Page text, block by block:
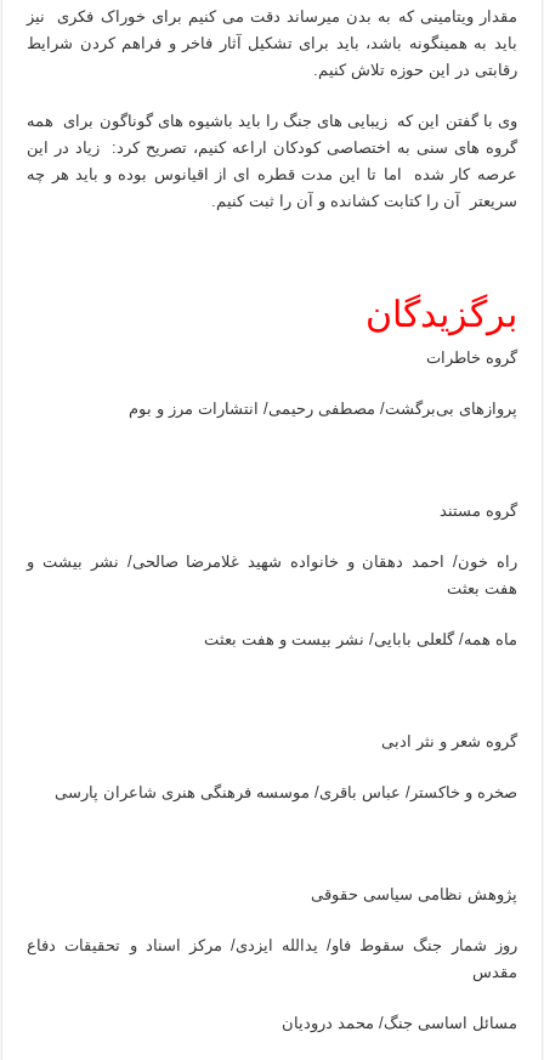
مقدار ویتامینی که به بدن میرساند دقت می کنیم برای خوراک فکری نیز
باید به همینگونه باشد، باید برای تشکیل آثار فاخر و فراهم کردن شرایط
رقابتی در این حوزه تلاش کنیم.
وی با گفتن این که زیبایی های جنگ را باید باشیوه های گوناگون برای همه
گروه های سنی به اختصاصی کودکان اراعه کنیم، تصریح کرد: زیاد در این
عرصه کار شده اما تا این مدت قطره‌ ای از اقیانوس بوده و باید هر چه
سریعتر آن را کتابت کشانده و آن را ثبت کنیم.
برگزیدگان
گروه خاطرات
پروازهای بی‌برگشت/ مصطفی رحیمی/ انتشارات مرز و بوم
گروه مستند
راه خون/ احمد دهقان و خانواده شهید غلامرضا صالحی/ نشر بیشت و
هفت بعثت
ماه همه/ گلعلی بابایی/ نشر بیست و هفت بعثت
گروه شعر و نثر ادبی
صخره و خاکستر/ عباس باقری/ موسسه فرهنگی هنری شاعران پارسی
پژوهش نظامی سیاسی حقوقی
روز شمار جنگ سقوط فاو/ یدالله ایزدی/ مرکز اسناد و تحقیقات دفاع
مقدس
مسائل اساسی جنگ/ محمد درودیان